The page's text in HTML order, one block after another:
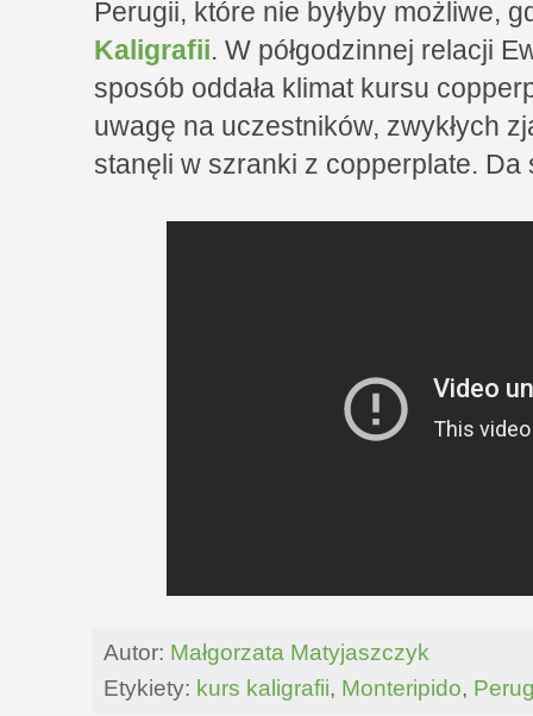
Perugii, które nie byłyby możliwe,
Kaligrafii. W półgodzinnej relacji
sposób oddała klimat kursu
uwagę na uczestników, zwykłych
stanęli w szranki z copperplate. Da
Autor: Małgorzata Matyjaszczyk
Etykiety: kurs kaligrafii, Monteripido,